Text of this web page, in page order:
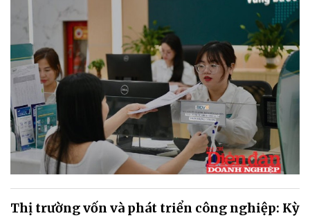
Thị trường vốn và phát triển công nghiệp: Kỳ